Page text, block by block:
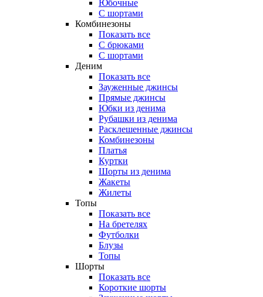
Юбочные
С шортами
Комбинезоны
Показать все
С брюками
С шортами
Деним
Показать все
Зауженные джинсы
Прямые джинсы
Юбки из денима
Рубашки из денима
Расклешенные джинсы
Комбинезоны
Платья
Куртки
Шорты из денима
Жакеты
Жилеты
Топы
Показать все
На бретелях
Футболки
Блузы
Топы
Шорты
Показать все
Короткие шорты